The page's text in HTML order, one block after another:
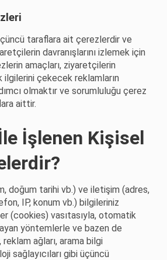
taraflara ait çerezlerdir ve
davranışlarını izlemek için
amaçları, ziyaretçilerin
ilgilerini çekecek reklamların
olmaktır ve sorumluluğu çerez
aittir.
İşlenen Kişisel
doğum tarihi vb.) ve iletişim (adres,
IP, konum vb.) bilgileriniz
(cookies) vasıtasıyla, otomatik
yöntemlerle ve bazen de
reklam ağları, arama bilgi
sağlayıcıları gibi üçüncü